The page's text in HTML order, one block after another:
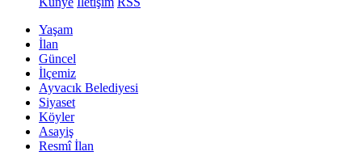
Yaşam
İlan
Güncel
İlçemiz
Ayvacık Belediyesi
Siyaset
Köyler
Asayiş
Resmî İlan